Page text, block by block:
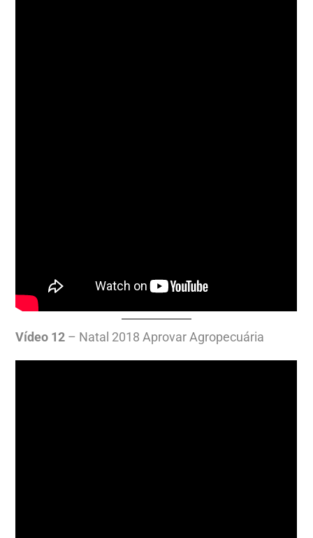
Vídeo 12 – Natal 2018 Aprovar Agropecuária